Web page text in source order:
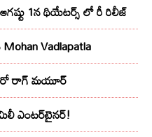
1న థియేటర్స్ లో రీ రిలీజ్
Mohan Vadlapatla
రాగ్ మయూర్‌
ఎంటర్‌టైనర్!